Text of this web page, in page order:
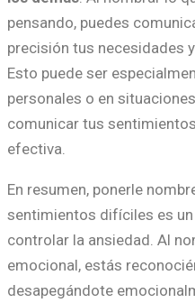
pensando, puedes
precisión tus necesidades
Esto puede ser
personales o en
comunicar tus
efectiva.
En resumen, ponerle
sentimientos difíciles es
controlar la ansiedad. Al
emocional, estás
desapegándote